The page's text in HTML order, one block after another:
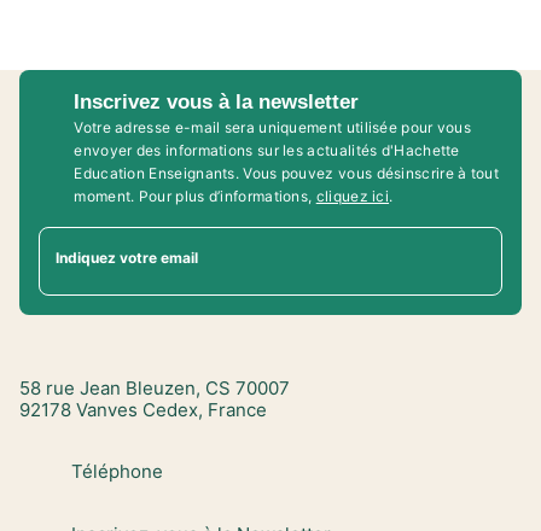
Inscrivez vous à la newsletter
Votre adresse e-mail sera uniquement utilisée pour vous
envoyer des informations sur les actualités d'Hachette
Education Enseignants. Vous pouvez vous désinscrire à tout
moment. Pour plus d’informations, cliquez ici.
Indiquez votre email
58 rue Jean Bleuzen, CS 70007
92178 Vanves Cedex, France
Téléphone